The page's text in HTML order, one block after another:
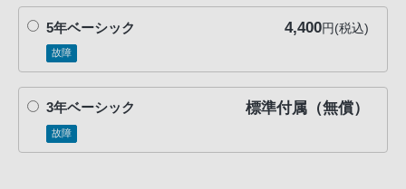
5年ベーシック 4,400円(税込)
故障
3年ベーシック 標準付属（無償）
故障